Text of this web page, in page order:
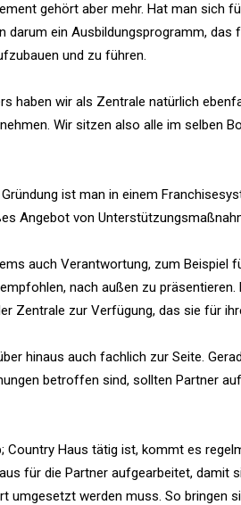
gehört aber mehr. Hat man sich
darum ein Ausbildungsprogramm,
und zu führen.
haben wir als Zentrale natürlich
Wir sitzen also alle im selben
ist man in einem
Angebot von
auch Verantwortung, zum Beispiel
nach außen zu
Zentrale zur Verfügung, das sie für
hinaus auch fachlich zur Seite.
betroffen sind, sollten Partner
Country Haus tätig ist, kommt es
für die Partner aufgearbeitet,
umgesetzt werden muss. So bringen